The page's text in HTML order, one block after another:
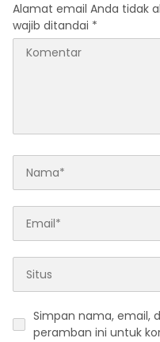
Alamat email Anda tidak
wajib ditandai *
Simpan nama, email,
peramban ini untuk